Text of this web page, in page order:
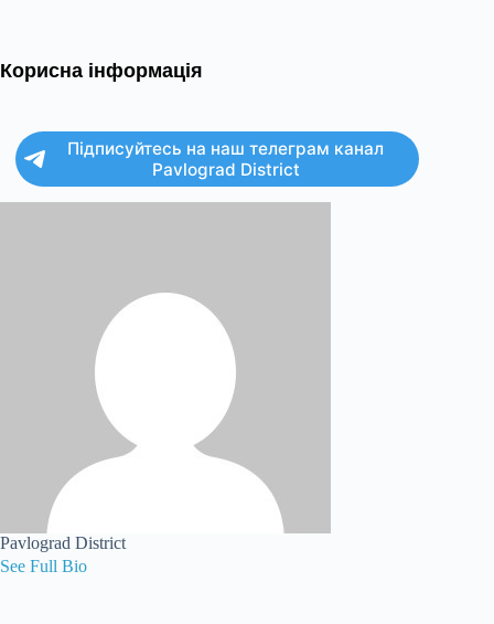
Корисна інформація
Підписуйтесь на наш телеграм канал
Pavlograd District
Pavlograd District
See Full Bio